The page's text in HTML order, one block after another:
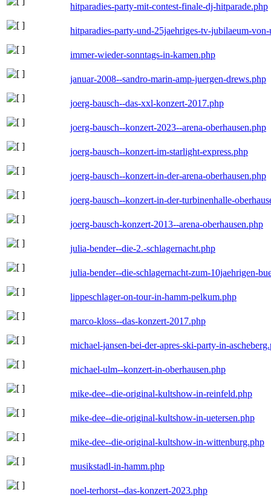
hitparadies-party-mit-contest-finale-dj-hitparade.php
hitparadies-party-und-25jaehriges-tv-jubilaeum-
immer-wieder-sonntags-in-kamen.php
januar-2008--sandro-marin-amp-juergen-drews.php
joerg-bausch--das-xxl-konzert-2017.php
joerg-bausch--konzert-2023--arena-oberhausen.php
joerg-bausch--konzert-im-starlight-express.php
joerg-bausch--konzert-in-der-arena-oberhausen.php
joerg-bausch--konzert-in-der-turbinenhalle-
joerg-bausch-konzert-2013--arena-oberhausen.php
julia-bender--die-2.-schlagernacht.php
julia-bender--die-schlagernacht-zum-10jaehrigen-
lippeschlager-on-tour-in-hamm-pelkum.php
marco-kloss--das-konzert-2017.php
michael-jansen-bei-der-apres-ski-party-in-
michael-ulm--konzert-in-oberhausen.php
mike-dee--die-original-kultshow-in-reinfeld.php
mike-dee--die-original-kultshow-in-uetersen.php
mike-dee--die-original-kultshow-in-wittenburg.php
musikstadl-in-hamm.php
noel-terhorst--das-konzert-2023.php